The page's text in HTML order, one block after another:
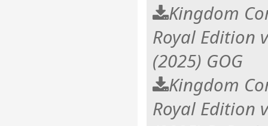
Kingdom
Royal Edition
(2025) GOG
Kingdom
Royal Edition